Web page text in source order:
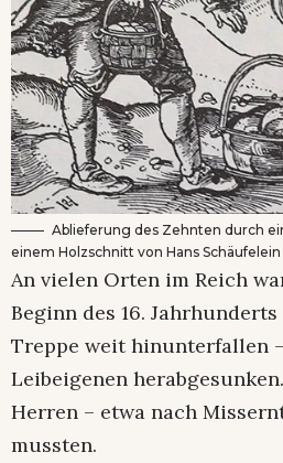
Ablieferung des Zehnten durch
einem Holzschnitt von Hans Schäufelein
An vielen Orten im Reich
Beginn des 16.
Treppe weit hinunterfallen
Leibeigenen
Herren – etwa nach
mussten.